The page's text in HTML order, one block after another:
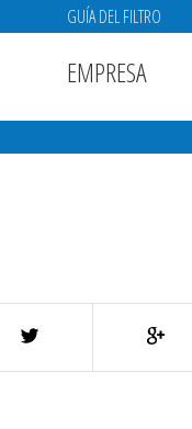
GUÍA DEL FILTRO
EMPRESA